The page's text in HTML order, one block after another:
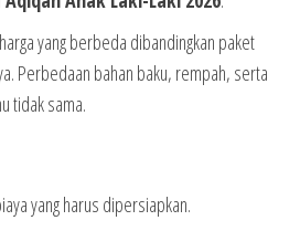
yang berbeda dibandingkan paket
Perbedaan bahan baku, rempah, serta
tidak sama.
yang harus dipersiapkan.